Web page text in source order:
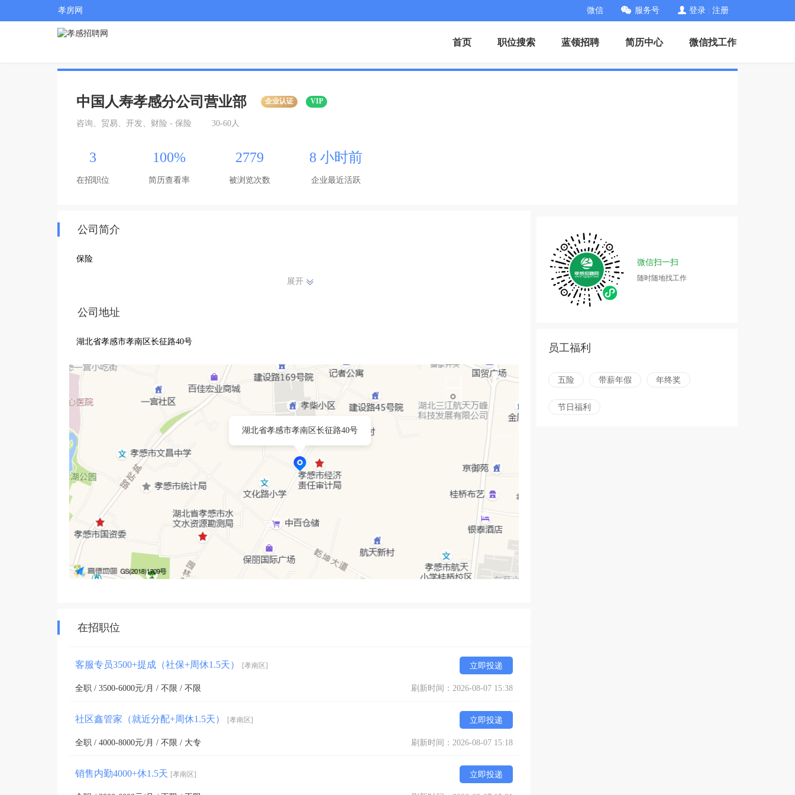
孝房网 微信 服务号 登录 注册
首页 职位搜索 蓝领招聘 简历中心 微信找工作
中国人寿孝感分公司营业部 企业认证 VIP
咨询、贸易、开发、财险 - 保险 30-60人
3
在招职位
100%
简历查看率
2779
被浏览次数
8 小时前
企业最近活跃
公司简介
保险
展开
公司地址
湖北省孝感市孝南区长征路40号
湖北省孝感市孝南区长征路40号
在招职位
客服专员3500+提成（社保+周休1.5天） [孝南区] 立即投递
全职 / 3500-6000元/月 / 不限 / 不限 刷新时间：2026-08-07 15:38
社区鑫管家（就近分配+周休1.5天） [孝南区] 立即投递
全职 / 4000-8000元/月 / 不限 / 大专 刷新时间：2026-08-07 15:18
销售内勤4000+休1.5天 [孝南区] 立即投递
微信扫一扫
随时随地找工作
员工福利
五险 带薪年假 年终奖
节日福利